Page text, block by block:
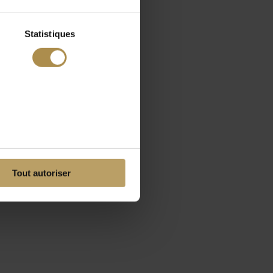
Statistiques
Tout autoriser